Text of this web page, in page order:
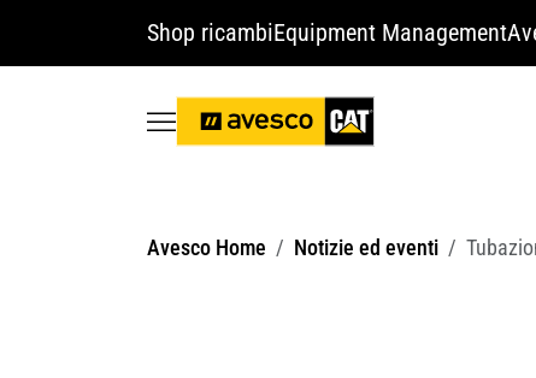
Shop ricambiEquipment Management
Avesco Home Notizie ed eventi